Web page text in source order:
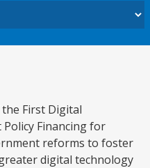
First Digital
Financing for
reforms to foster
digital technology